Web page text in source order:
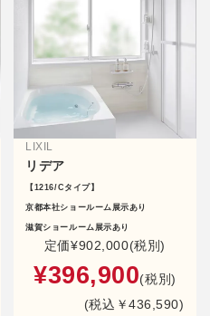
LIXIL
リデア
【1216/Cタイプ】
京都本社ショールーム展示あり
滋賀ショールーム展示あり
定価¥902,000(税別)
¥396,900(税別)
(税込￥436,590)